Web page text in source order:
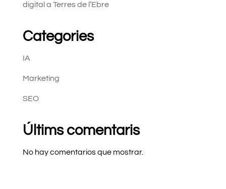
digital a Terres de l’Ebre
Categories
IA
Marketing
SEO
Últims comentaris
No hay comentarios que mostrar.